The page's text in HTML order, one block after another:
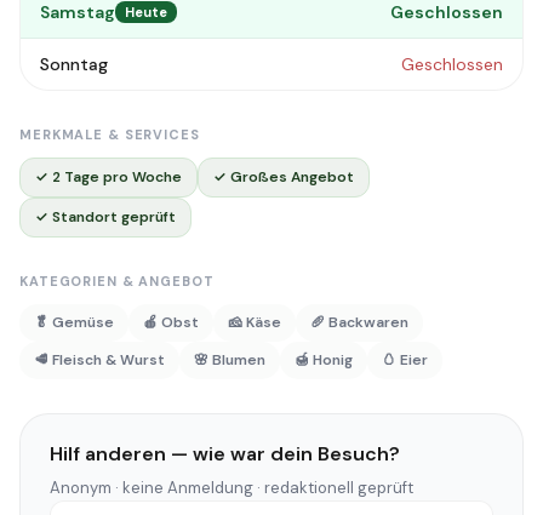
Samstag Heute Geschlossen
Sonntag Geschlossen
MERKMALE & SERVICES
✓ 2 Tage pro Woche ✓ Großes Angebot
✓ Standort geprüft
KATEGORIEN & ANGEBOT
🥬 Gemüse 🍎 Obst 🧀 Käse
🥖 Backwaren
🥩 Fleisch & Wurst
🌸 Blumen 🍯 Honig 🥚 Eier
Hilf anderen — wie war dein Besuch?
Anonym · keine Anmeldung · redaktionell geprüft